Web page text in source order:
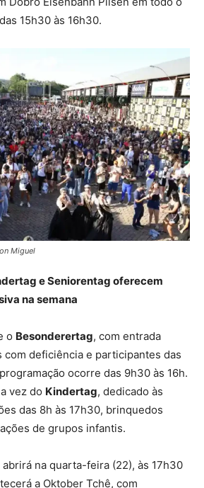
15h30 às 16h30.
Miguel
e Seniorentag oferecem
na semana
o Besonderertag, com entrada
com deficiência e participantes das
ocorre das 9h30 às 16h.
vez do Kindertag, dedicado às
das 8h às 17h30, brinquedos
de grupos infantis.
na quarta-feira (22), às 17h30
a Oktober Tchê, com